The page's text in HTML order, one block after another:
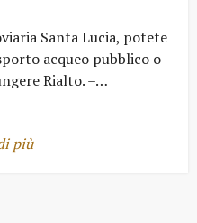
Santa Lucia, potete
acqueo pubblico o
Rialto. –…
più